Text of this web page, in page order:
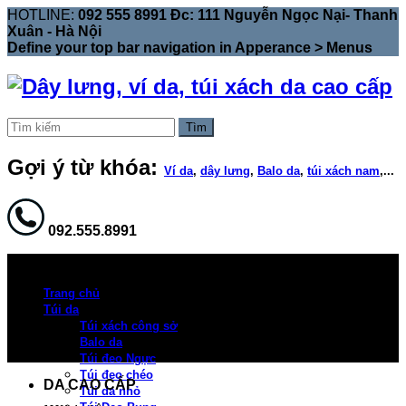
HOTLINE: 092 555 8991 Đc: 111 Nguyễn Ngọc Nại- Thanh
Xuân - Hà Nội
Define your top bar navigation in Apperance > Menus
Tìm
Gợi ý từ khóa: Ví da, dây lưng, Balo da, túi xách nam,...
092.555.8991
Trang chủ
Túi da
Túi xách công sở
Balo da
Túi đeo Ngực
Túi đeo chéo
Túi da nhỏ
DA CAO CẤP